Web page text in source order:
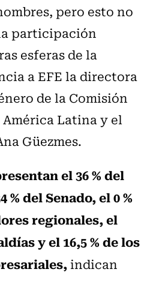
pero esto no
participación
esferas de la
a EFE la directora
de la Comisión
Latina y el
Güezmes.
el 36 % del
% del Senado, el 0 %
regionales, el
y el 16,5 % de los
indican